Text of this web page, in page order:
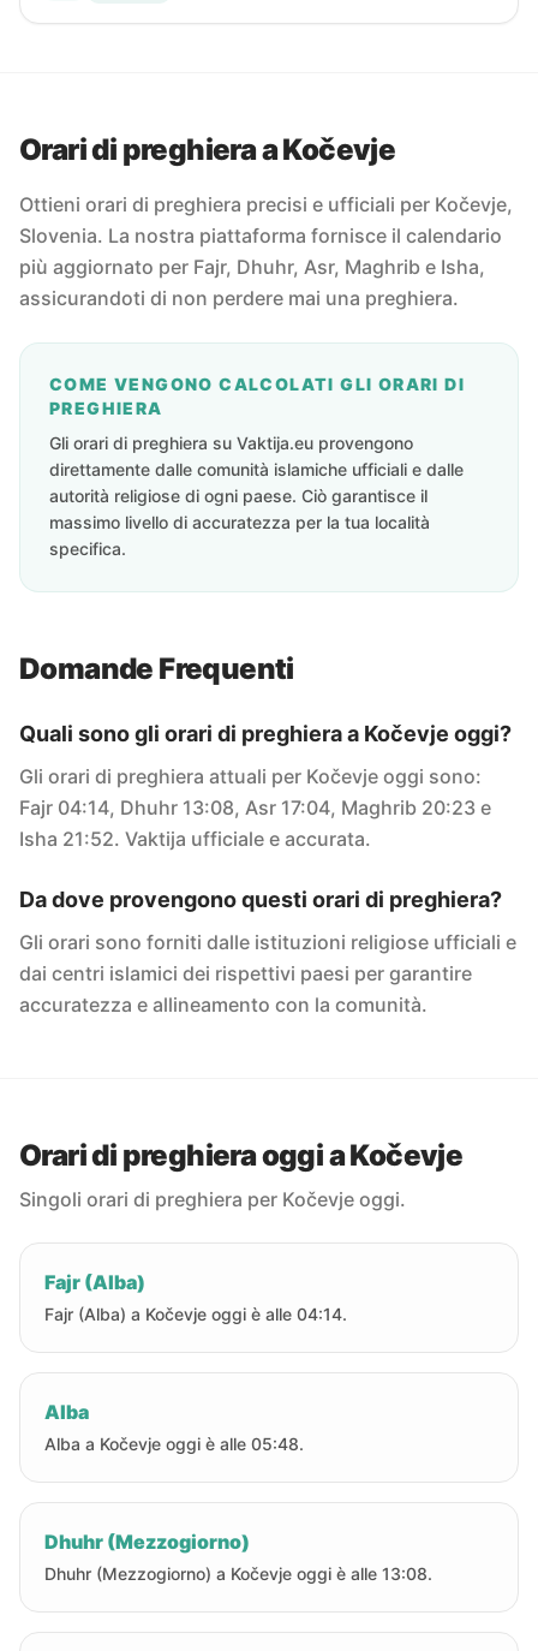
Orari di preghiera a Kočevje
Ottieni orari di preghiera precisi e ufficiali per Kočevje,
Slovenia. La nostra piattaforma fornisce il calendario
più aggiornato per Fajr, Dhuhr, Asr, Maghrib e Isha,
assicurandoti di non perdere mai una preghiera.
COME VENGONO CALCOLATI GLI ORARI DI
PREGHIERA
Gli orari di preghiera su Vaktija.eu provengono
direttamente dalle comunità islamiche ufficiali e dalle
autorità religiose di ogni paese. Ciò garantisce il
massimo livello di accuratezza per la tua località
specifica.
Domande Frequenti
Quali sono gli orari di preghiera a Kočevje oggi?
Gli orari di preghiera attuali per Kočevje oggi sono:
Fajr 04:14, Dhuhr 13:08, Asr 17:04, Maghrib 20:23 e
Isha 21:52. Vaktija ufficiale e accurata.
Da dove provengono questi orari di preghiera?
Gli orari sono forniti dalle istituzioni religiose ufficiali e
dai centri islamici dei rispettivi paesi per garantire
accuratezza e allineamento con la comunità.
Orari di preghiera oggi a Kočevje
Singoli orari di preghiera per Kočevje oggi.
Fajr (Alba)
Fajr (Alba) a Kočevje oggi è alle 04:14.
Alba
Alba a Kočevje oggi è alle 05:48.
Dhuhr (Mezzogiorno)
Dhuhr (Mezzogiorno) a Kočevje oggi è alle 13:08.